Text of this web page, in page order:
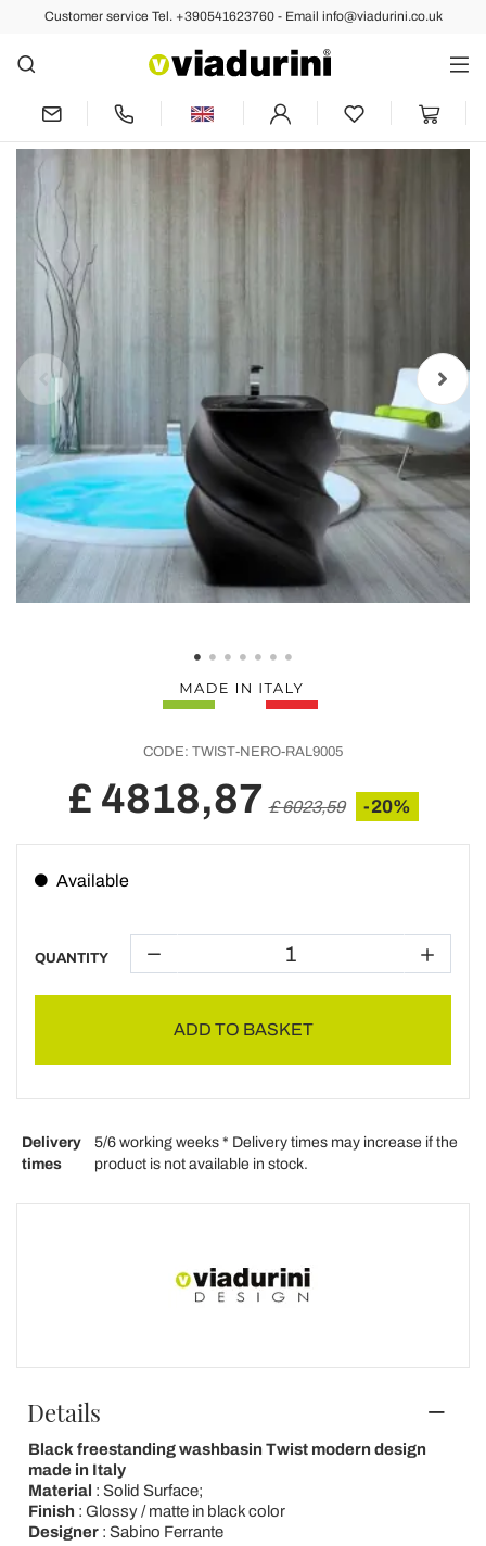
Customer service Tel. +390541623760 - Email info@viadurini.co.uk
Back Previous Next
Black free-standing wash basin, modern
design, Twist
CODE: TWIST-NERO-RAL9005
£ 4818,87 £ 6023,59 -20%
Available
QUANTITY
ADD TO BASKET
Delivery
times
5/6 working weeks * Delivery times may increase if the
product is not available in stock.
Details
Black freestanding washbasin Twist modern design
made in Italy
Material : Solid Surface;
Finish : Glossy / matte in black color
Designer: Sabino Ferrante